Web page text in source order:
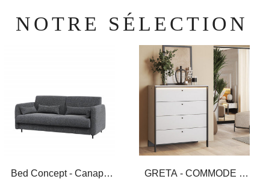
NOTRE SÉLECTION
Bed Concept - Canapé
GRETA - COMMODE 4